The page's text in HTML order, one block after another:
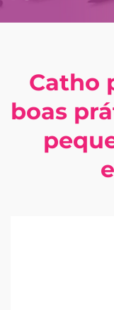
Catho
boas